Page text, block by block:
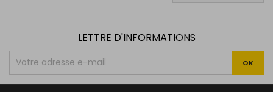
LETTRE D'INFORMATIONS